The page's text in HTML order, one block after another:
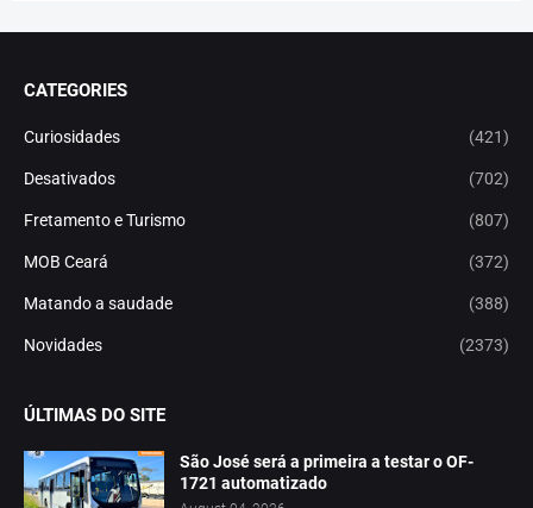
CATEGORIES
Curiosidades (421)
Desativados (702)
Fretamento e Turismo (807)
MOB Ceará (372)
Matando a saudade (388)
Novidades (2373)
ÚLTIMAS DO SITE
São José será a primeira a testar o OF-
1721 automatizado